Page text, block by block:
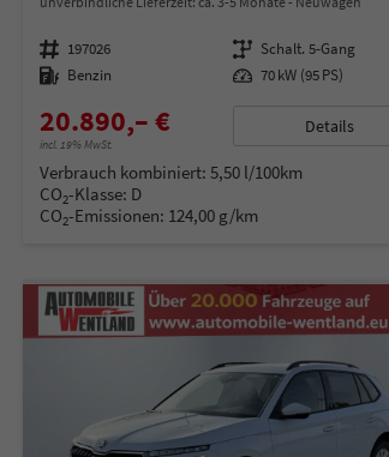
Fahrzeugnummer 197026 Getriebe Schalt. 5-Gang
Kraftstoff Benzin Leistung 70 kW (95 PS)
20.890,– €
incl. 19% MwSt.
Details
Verbrauch kombiniert: 5,50 l/100km
CO2-Klasse: D
CO2-Emissionen: 124,00 g/km